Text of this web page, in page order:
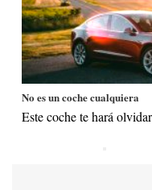
No es un coche cualquiera
Este coche te hará